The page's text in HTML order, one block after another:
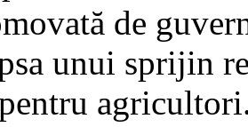
de
unui sprijin